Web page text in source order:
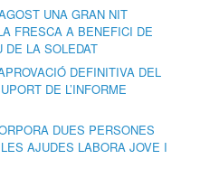
UNA GRAN NIT
FRESCA A BENEFICI DE
DE LA SOLEDAT
DEFINITIVA DEL
DE L’INFORME
DUES PERSONES
AJUDES LABORA JOVE I